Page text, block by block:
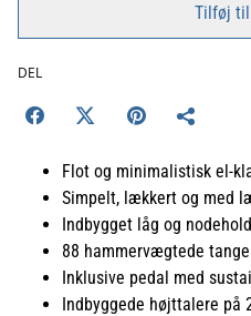
Tilføj
DEL
Flot og minimalistisk el-
Simpelt, lækkert og med
Indbygget låg og
88 hammervægtede
Inklusive pedal med
Indbyggede højttalere på